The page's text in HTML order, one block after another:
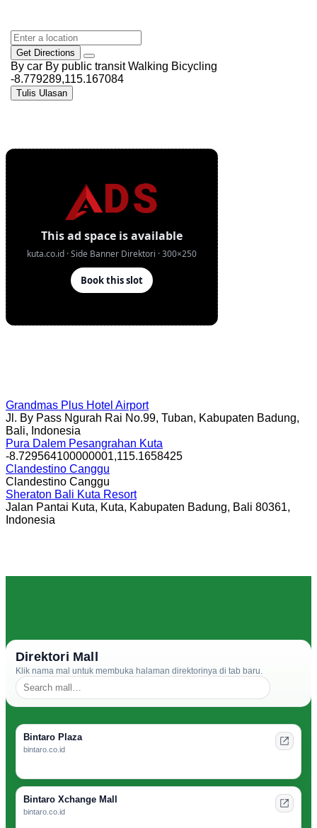
Get Directions
By car By public transit Walking Bicycling
-8.779289,115.167084
Tulis Ulasan
Grandmas Plus Hotel Airport
Jl. By Pass Ngurah Rai No.99, Tuban, Kabupaten Badung,
Bali, Indonesia
Pura Dalem Pesangrahan Kuta
-8.729564100000001,115.1658425
Clandestino Canggu
Clandestino Canggu
Sheraton Bali Kuta Resort
Jalan Pantai Kuta, Kuta, Kabupaten Badung, Bali 80361,
Indonesia
Direktori Mall
Klik nama mal untuk membuka halaman direktorinya di tab baru.
Bintaro Plaza
bintaro.co.id
Bintaro Xchange Mall
bintaro.co.id